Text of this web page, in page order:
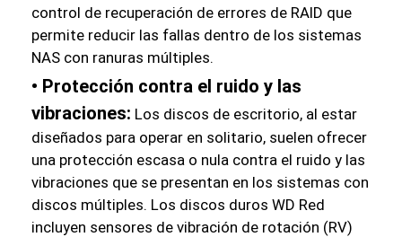
control de recuperación de errores de RAID que
permite reducir las fallas dentro de los sistemas
NAS con ranuras múltiples.
• Protección contra el ruido y las
vibraciones: Los discos de escritorio, al estar
diseñados para operar en solitario, suelen ofrecer
una protección escasa o nula contra el ruido y las
vibraciones que se presentan en los sistemas con
discos múltiples. Los discos duros WD Red
incluyen sensores de vibración de rotación (RV)